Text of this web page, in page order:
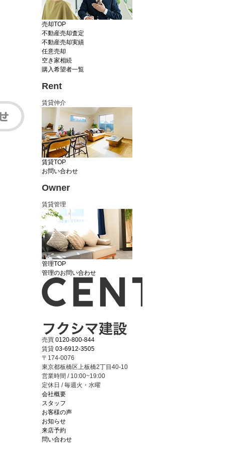
売却TOP
不動産売却査定
不動産売却実績
任意売却
空き家相続
購入希望者一覧
Rent
賃貸仲介
賃貸TOP
お問い合わせ
Owner
賃貸管理
管理TOP
管理のお問い合わせ
売買 0120-800-844
賃貸 03-6912-3505
〒174-0076
東京都板橋区上板橋2丁目40-10
営業時間 / 10:00~19:00
定休日 / 毎週火・水曜
会社概要
スタッフ
お客様の声
お知らせ
来店予約
問い合わせ